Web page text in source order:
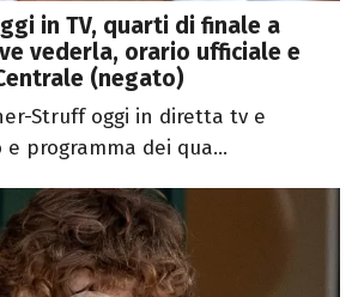
in TV, quarti di finale a
vederla, orario ufficiale e
(negato)
Struff oggi in diretta tv e
programma dei qua...